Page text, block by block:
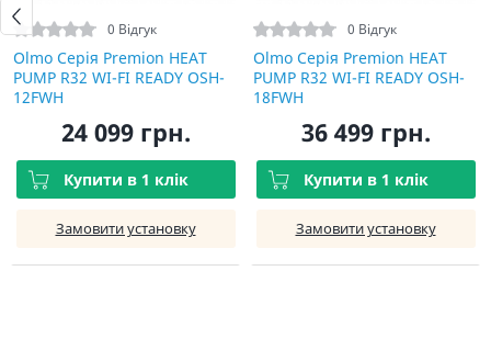
0 Відгук
Olmo Серія Premion HEAT
PUMP R32 WI-FI READY OSH-
12FWH
24 099 грн.
Купити в 1 клік
Замовити установку
0 Відгук
Olmo Серія Premion HEAT
PUMP R32 WI-FI READY OSH-
18FWH
36 499 грн.
Купити в 1 клік
Замовити установку